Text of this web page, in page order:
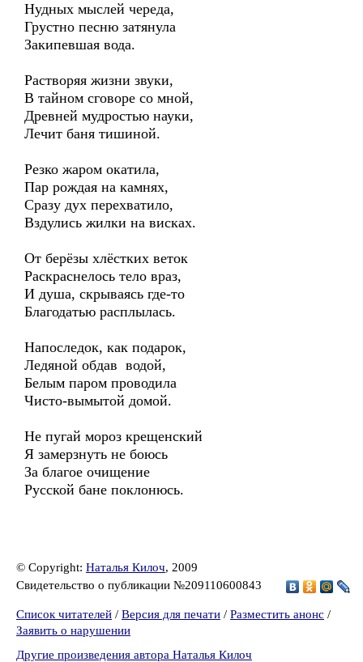
Нудных мыслей череда,
Грустно песню затянула
Закипевшая вода.
Растворяя жизни звуки,
В тайном сговоре со мной,
Древней мудростью науки,
Лечит баня тишиной.
Резко жаром окатила,
Пар рождая на камнях,
Сразу дух перехватило,
Вздулись жилки на висках.
От берёзы хлёстких веток
Раскраснелось тело враз,
И душа, скрываясь где-то
Благодатью расплылась.
Напоследок, как подарок,
Ледяной обдав водой,
Белым паром проводила
Чисто-вымытой домой.
Не пугай мороз крещенский
Я замерзнуть не боюсь
За благое очищение
Русской бане поклонюсь.
© Copyright: Наталья Килоч, 2009
Свидетельство о публикации №209110600843
Список читателей / Версия для печати / Разместить анонс /
Заявить о нарушении
Другие произведения автора Наталья Килоч